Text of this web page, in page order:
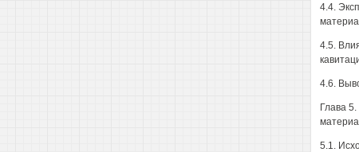
4.4.
4.5.
4.6.
Глава
5.1.